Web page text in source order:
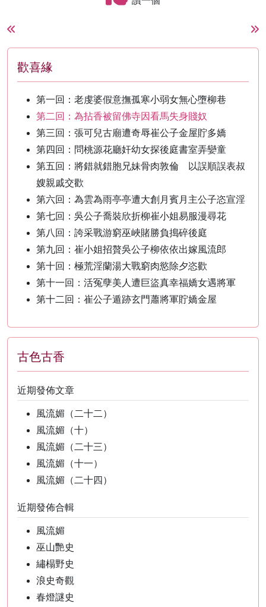
歡喜緣
第一回：老虔婆假意撫孤寒小弱女無心墮柳巷
第二回：為拈香被留佛寺因看馬失身賤奴
第三回：張可兒古廟遭奇辱崔公子金屋貯多嬌
第四回：問桃源花廳奸幼女探後庭書室弄孌童
第五回：將錯就錯胞兄妹骨肉敦倫 以誤順誤表叔
嫂親戚交歡
第六回：為雲為雨亭亭遭大創月賓月主公子恣宣淫
第七回：吳公子喬裝欣折柳崔小姐易服漫尋花
第八回：誇采戰游窮巫峽賭勝負搗碎後庭
第九回：崔小姐招贅吳公子柳依依出嫁風流郎
第十回：極荒淫蘭湯大戰窮肉慾除夕恣歡
第十一回：活冤孽美人遭巨盜真幸福嬌女遇將軍
第十二回：崔公子遁跡玄門蕭將軍貯嬌金屋
古色古香
近期發佈文章
風流媚（二十二）
風流媚（十）
風流媚（二十三）
風流媚（十一）
風流媚（二十四）
近期發佈合輯
風流媚
巫山艷史
繡榻野史
浪史奇觀
春燈謎史